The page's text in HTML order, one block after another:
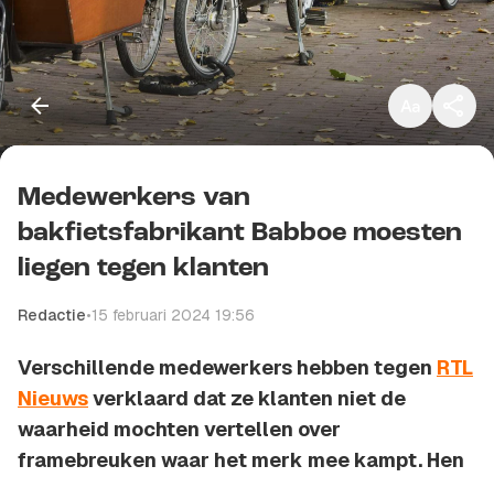
Klein
Standaard
Groot
Medewerkers van
bakfietsfabrikant Babboe moesten
liegen tegen klanten
Redactie•15 februari 2024 19:56
Verschillende medewerkers hebben tegen RTL
Nieuwsverklaard dat ze klanten niet de
waarheid mochten vertellen over
framebreuken waar het merk mee kampt. Hen